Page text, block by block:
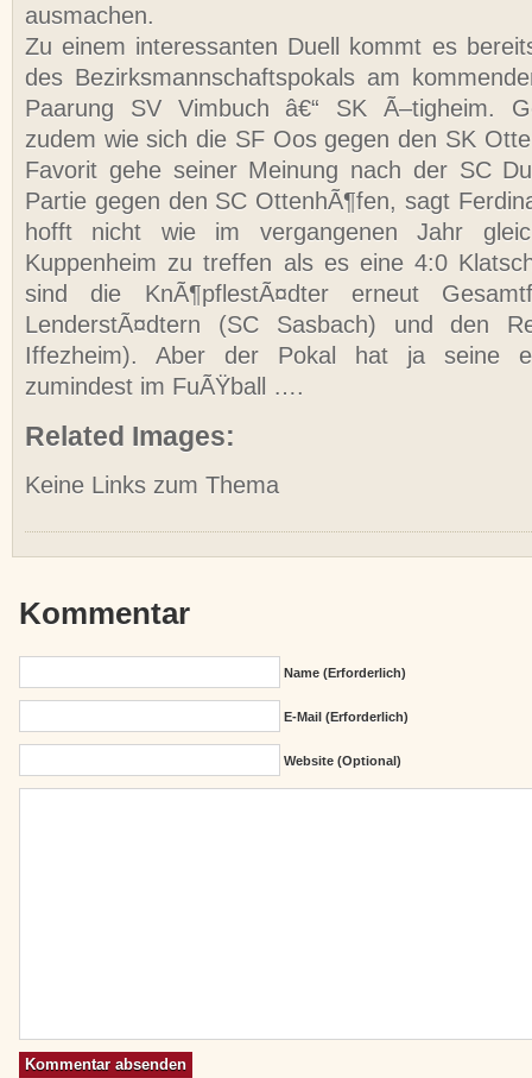
ausmachen.
Zu einem interessanten Duell kommt es
des Bezirksmannschaftspokals am
Paarung SV Vimbuch â€“ SK Ã–tigheim.
zudem wie sich die SF Oos gegen den SK
Favorit gehe seiner Meinung nach der SC
Partie gegen den SC OttenhÃ¶fen, sagt
hofft nicht wie im vergangenen Jahr
Kuppenheim zu treffen als es eine 4:0
sind die KnÃ¶pflestÃ¤dter erneut
LenderstÃ¤dtern (SC Sasbach) und den
Iffezheim). Aber der Pokal hat ja seine
zumindest im FuÃŸball ….
Related Images:
Keine Links zum Thema
Kommentar
Name (erforderlich)
E-Mail (erforderlich)
Website (Optional)